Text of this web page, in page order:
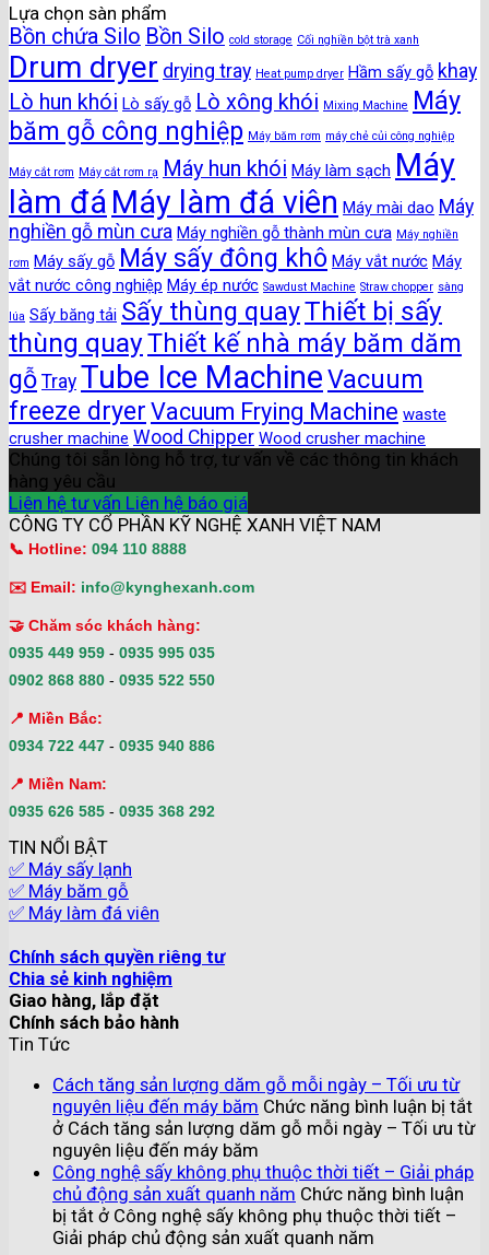
Lựa chọn sàn phẩm
Bồn chứa Silo Bồn Silo cold storage Cối nghiền bột trà xanh
Drum dryer drying tray Heat pump dryer Hầm sấy gỗ khay
Lò hun khói Lò sấy gỗ Lò xông khói Mixing Machine Máy
băm gỗ công nghiệp Máy băm rơm máy chẻ củi công nghiệp
Máy cắt rơm Máy cắt rơm rạ Máy hun khói Máy làm sạch Máy
làm đá Máy làm đá viên Máy mài dao Máy
nghiền gỗ mùn cưa Máy nghiền gỗ thành mùn cưa Máy nghiền
rơm Máy sấy gỗ Máy sấy đông khô Máy vắt nước Máy
vắt nước công nghiệp Máy ép nước Sawdust Machine Straw chopper sàng
lúa Sấy băng tải Sấy thùng quayThiết bị sấy
thùng quayThiết kế nhà máy băm dăm
gỗ Tray Tube Ice MachineVacuum
freeze dryer Vacuum Frying Machine waste
crusher machine Wood Chipper Wood crusher machine
Chúng tôi sẵn lòng hỗ trợ, tư vấn về các thông tin khách
hàng yêu cầu
Liên hệ tư vấn Liên hệ báo giá
CÔNG TY CỔ PHẦN KỸ NGHỆ XANH VIỆT NAM
📞 Hotline: 094 110 8888
✉️ Email: info@kynghexanh.com
🤝 Chăm sóc khách hàng:
0935 449 959 - 0935 995 035
0902 868 880 - 0935 522 550
📍 Miền Bắc:
0934 722 447 - 0935 940 886
📍 Miền Nam:
0935 626 585 - 0935 368 292
TIN NỔI BẬT
✅ Máy sấy lạnh
✅ Máy băm gỗ
✅ Máy làm đá viên
Chính sách quyền riêng tư
Chia sẻ kinh nghiệm
Giao hàng, lắp đặt
Chính sách bảo hành
Tin Tức
Cách tăng sản lượng dăm gỗ mỗi ngày – Tối ưu từ
nguyên liệu đến máy băm Chức năng bình luận bị tắt
ở Cách tăng sản lượng dăm gỗ mỗi ngày – Tối ưu từ
nguyên liệu đến máy băm
Công nghệ sấy không phụ thuộc thời tiết – Giải pháp
chủ động sản xuất quanh năm Chức năng bình luận
bị tắt ở Công nghệ sấy không phụ thuộc thời tiết –
Giải pháp chủ động sản xuất quanh năm